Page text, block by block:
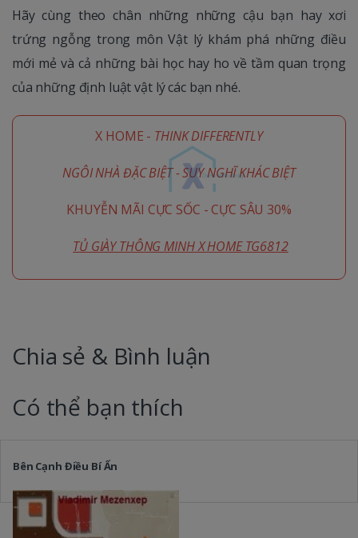
Hãy cùng theo chân những những cậu bạn hay xơi
trứng ngỗng trong môn Vật lý khám phá những điều
mới mẻ và cả những bài học hay ho về tầm quan trọng
của những định luật vật lý các bạn nhé.
X HOME - THINK DIFFERENTLY
NGÔI NHÀ ĐẶC BIỆT - SUY NGHĨ KHÁC BIỆT
KHUYỄN MÃI CỰC SỐC - CỰC SÂU 30%
TỦ GIÀY THÔNG MINH X HOME TG6812
Chia sẻ & Bình luận
Có thể bạn thích
Bên Cạnh Điều Bí Ẩn